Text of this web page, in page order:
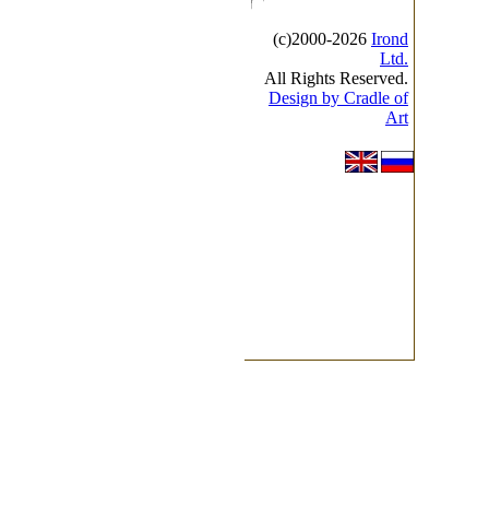
(с)2000-2026 Irond
Ltd.
All Rights Reserved.
Design by Cradle of
Art